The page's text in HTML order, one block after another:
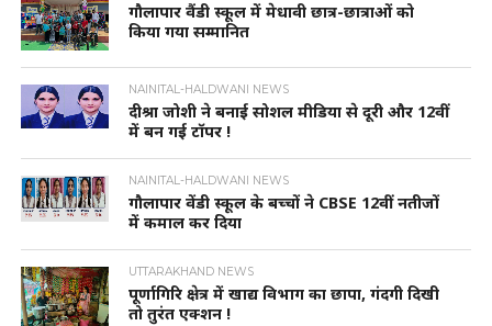
गौलापार वैंडी स्कूल में मेधावी छात्र-छात्राओं को
किया गया सम्मानित
NAINITAL-HALDWANI NEWS
दीश्रा जोशी ने बनाई सोशल मीडिया से दूरी और 12वीं
में बन गई टॉपर !
NAINITAL-HALDWANI NEWS
गौलापार वेंडी स्कूल के बच्चों ने CBSE 12वीं नतीजों
में कमाल कर दिया
UTTARAKHAND NEWS
पूर्णागिरि क्षेत्र में खाद्य विभाग का छापा, गंदगी दिखी
तो तुरंत एक्शन !